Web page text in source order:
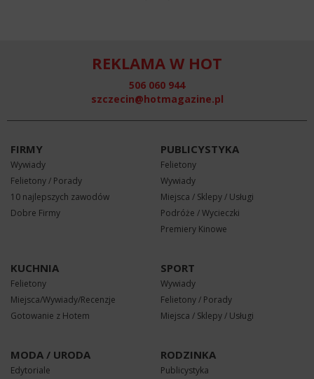
REKLAMA W HOT
506 060 944
szczecin@hotmagazine.pl
FIRMY
Wywiady
Felietony / Porady
10 najlepszych zawodów
Dobre Firmy
PUBLICYSTYKA
Felietony
Wywiady
Miejsca / Sklepy / Usługi
Podróże / Wycieczki
Premiery Kinowe
KUCHNIA
Felietony
Miejsca/Wywiady/Recenzje
Gotowanie z Hotem
SPORT
Wywiady
Felietony / Porady
Miejsca / Sklepy / Usługi
MODA / URODA
Edytoriale
RODZINKA
Publicystyka